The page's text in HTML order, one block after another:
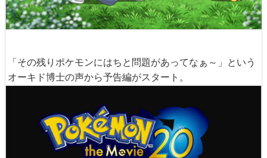
「その残りポケモンにはちと問題があってなぁ～」という
オーキド博士の声から予告編がスタート。